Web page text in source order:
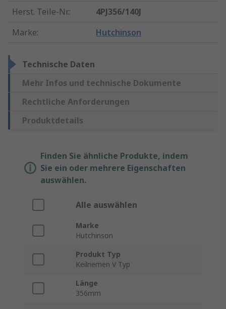
Herst. Teile-Nr.:
4PJ356/140J
Marke: Hutchinson
Technische Daten
Mehr Infos und technische Dokumente
Rechtliche Anforderungen
Produktdetails
Finden Sie ähnliche Produkte, indem
Sie ein oder mehrere Eigenschaften
auswählen.
Alle auswählen
Marke
Hutchinson
Produkt Typ
Keilriemen V Typ
Länge
356mm